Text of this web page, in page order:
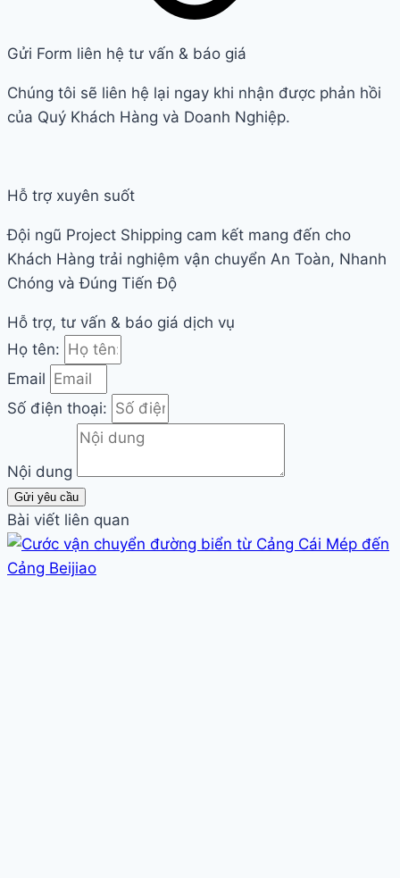
Gửi Form liên hệ tư vấn & báo giá
Chúng tôi sẽ liên hệ lại ngay khi nhận được phản hồi
của Quý Khách Hàng và Doanh Nghiệp.
Hỗ trợ xuyên suốt
Đội ngũ Project Shipping cam kết mang đến cho
Khách Hàng trải nghiệm vận chuyển An Toàn, Nhanh
Chóng và Đúng Tiến Độ
Hỗ trợ, tư vấn & báo giá dịch vụ
Họ tên:
Email
Số điện thoại:
Nội dung
Gửi yêu cầu
Bài viết liên quan